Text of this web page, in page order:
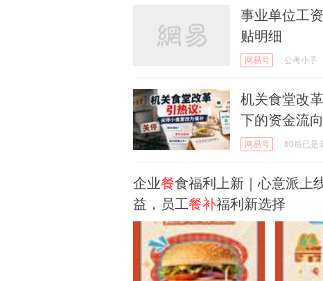
事业单位工
贴明细
网易号 公考小子
机关食堂改
下的资金流
网易号 80后已是
企业餐食福利上新｜心意派上
益，员工餐补福利新选择